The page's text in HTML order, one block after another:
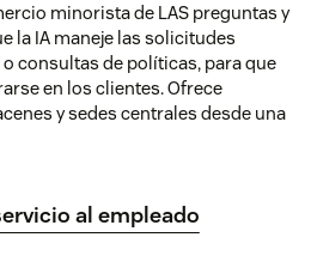
minorista de LAS preguntas y
la IA maneje las solicitudes
o consultas de políticas, para que
en los clientes. Ofrece
y sedes centrales desde una
al empleado